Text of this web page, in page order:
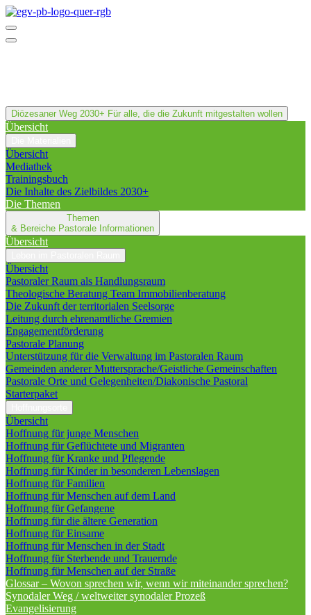
Diözesaner Weg 2030+ Für alle, die die Zukunft mitgestalten wollen
Übersicht
Übersicht
Mediathek
Trainingsbuch
Die Inhalte des Zielbildes 2030+
Die Themen
Themen
& Bereiche Pastorale Informationen
Übersicht
Übersicht
Pastoraler Raum als Handlungsraum
Theologische Beratung Team Immobilienberatung
Die Zukunft der territorialen Seelsorge
Leitung durch ehrenamtliche Gremien
Engagementförderung
Pastorale Planung
Unterstützung für die Verwaltung im Pastoralen Raum
Gemeinden anderer Muttersprache/Geistliche Gemeinschaften
Pastorale Orte und Gelegenheiten/Diakonische Pastoral
Starterpaket
Übersicht
Hoffnung für junge Menschen
Hoffnung für Geflüchtete und Migranten
Hoffnung für Kranke und Pflegende
Hoffnung für Kinder in besonderen Lebenslagen
Hoffnung für Familien
Hoffnung für Menschen auf dem Land
Hoffnung für Gefangene
Hoffnung für die ältere Generation
Hoffnung für Einsame
Hoffnung für Menschen in der Stadt
Hoffnung für Sterbende und Trauernde
Hoffnung für Menschen auf der Straße
Glossar – Wovon sprechen wir, wenn wir miteinander sprechen?
Synodaler Weg / weltweiter synodaler Prozeß
Evangelisierung